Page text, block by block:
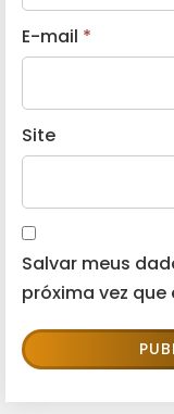
E-mail *
Site
Salvar meus
próxima vez